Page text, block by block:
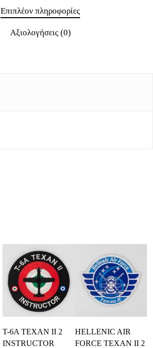
Επιπλέον πληροφορίες
Αξιολογήσεις (0)
Καλάθι
T-6A TEXAN II 2
INSTRUCTOR
Καλάθι
HELLENIC AIR
FORCE TEXAN II 2